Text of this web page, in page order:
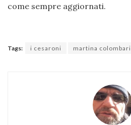
come sempre aggiornati.
Tags: i cesaroni martina colombari